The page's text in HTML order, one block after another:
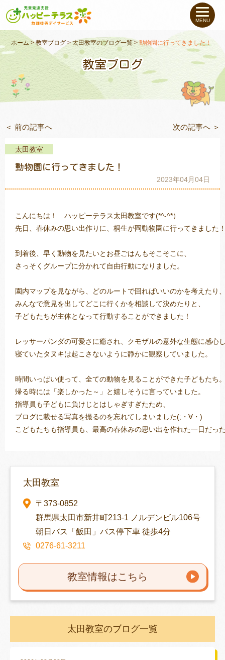
私たちについて
未就学のお子さま（０〜６才）
小学生〜高校生のお子さま
支援事例
教室一覧
トレキング DIDIM
MENU
ホーム >教室ブログ>太田教室のブログ一覧>動物園に行ってきました！
教室ブログ
＜ 前の記事へ 次の記事へ ＞
太田教室
動物園に行ってきました！
2023年04月04日
こんにちは！　ハッピーテラス太田教室です(*^-^*）
先日、春休みの思い出作りに、桐生が岡動物園に行ってきました
到着後、早く動物を見たいとお昼ごはんもそこそこに、
さっそくグループに分かれて自由行動になりました。
園内マップを見ながら、どのルートで回ればいいのかを考えたり
みんなで意見を出してどこに行くかを相談して決めたりと、
子どもたちが主体となって行動することができました！
レッサーパンダの可愛さに癒され、クモザルの意外な生態に感心
寝ていたタヌキは起こさないように静かに観察していました。
時間いっぱい使って、全ての動物を見ることができた子どもたち
帰る時には「楽しかった～」と嬉しそうに言っていました。
指導員も子どもに負けじとはしゃぎすぎたため、
ブログに載せる写真を撮るのを忘れてしまいました(;・∀・)
こどもたちも指導員も、最高の春休みの思い出を作れた一日だっ
太田教室
〒373-0852
群馬県太田市新井町213-1 ノルデンビル106号
朝日バス「飯田」バス停下車 徒歩4分
0276-61-3211
教室情報はこちら
太田教室のブログ一覧